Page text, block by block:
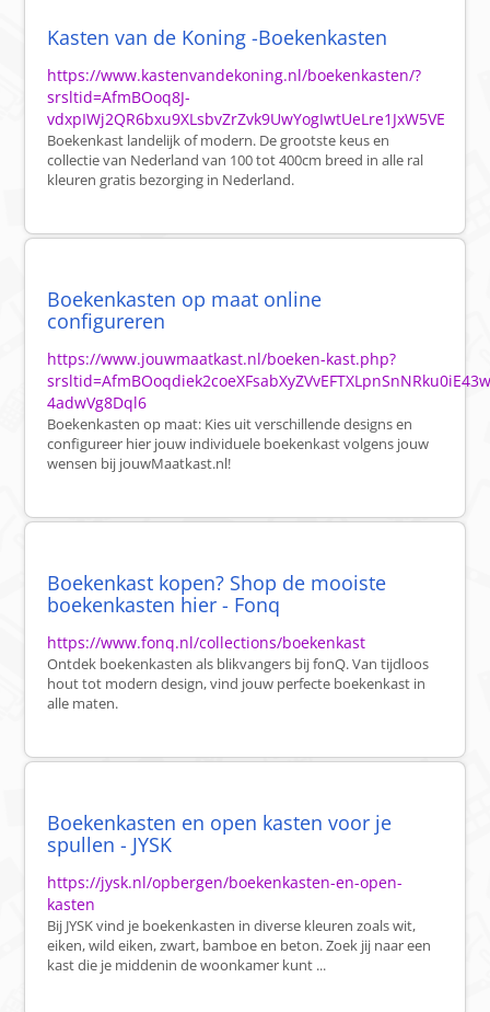
Kasten van de Koning -Boekenkasten
https://www.kastenvandekoning.nl/boekenkasten/?
srsltid=AfmBOoq8J-
vdxpIWj2QR6bxu9XLsbvZrZvk9UwYogIwtUeLre1JxW5VE
Boekenkast landelijk of modern. De grootste keus en
collectie van Nederland van 100 tot 400cm breed in alle ral
kleuren gratis bezorging in Nederland.
Boekenkasten op maat online
configureren
https://www.jouwmaatkast.nl/boeken-kast.php?
4adwVg8Dql6
Boekenkasten op maat: Kies uit verschillende designs en
configureer hier jouw individuele boekenkast volgens jouw
wensen bij jouwMaatkast.nl!
Boekenkast kopen? Shop de mooiste
boekenkasten hier - Fonq
https://www.fonq.nl/collections/boekenkast
Ontdek boekenkasten als blikvangers bij fonQ. Van tijdloos
hout tot modern design, vind jouw perfecte boekenkast in
alle maten.
Boekenkasten en open kasten voor je
spullen - JYSK
https://jysk.nl/opbergen/boekenkasten-en-open-
kasten
Bij JYSK vind je boekenkasten in diverse kleuren zoals wit,
eiken, wild eiken, zwart, bamboe en beton. Zoek jij naar een
kast die je middenin de woonkamer kunt ...